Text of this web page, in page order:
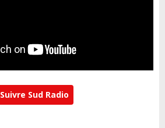
Suivre Sud Radio